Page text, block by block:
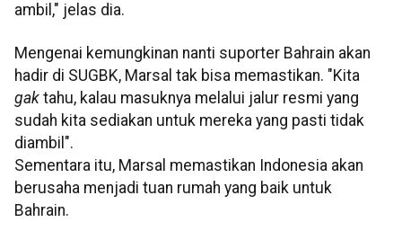
ambil," jelas dia.
Mengenai kemungkinan nanti suporter Bahrain akan
hadir di SUGBK, Marsal tak bisa memastikan. "Kita
gak tahu, kalau masuknya melalui jalur resmi yang
sudah kita sediakan untuk mereka yang pasti tidak
diambil".
Sementara itu, Marsal memastikan Indonesia akan
berusaha menjadi tuan rumah yang baik untuk
Bahrain.